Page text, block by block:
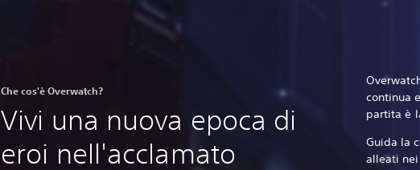
Che cos'è Overwatch?
Vivi una nuova epoca di
eroi nell'acclamato
continua
partita è
Guida la
alleati